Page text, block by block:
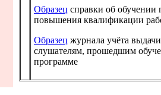
Образец справки об обучении
повышения квалификации
Образец журнала учёта
слушателям, прошедшим
программе